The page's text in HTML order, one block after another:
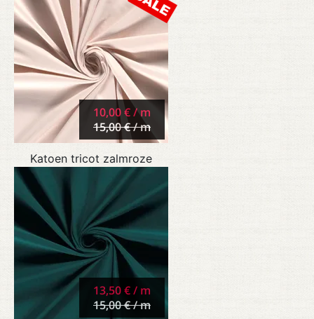
10,00 € / m
15,00 € / m
Katoen tricot zalmroze
13,50 € / m
15,00 € / m